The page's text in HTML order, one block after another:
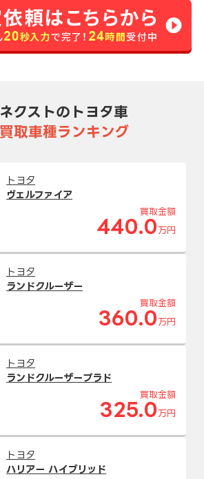
クストのトヨタ車
取車種ランキング
トヨタ
ヴェルファイア
買取金額
440.0 万円
トヨタ
ランドクルーザー
買取金額
360.0 万円
トヨタ
ランドクルーザープラド
買取金額
325.0 万円
トヨタ
ハリアー ハイブリッド